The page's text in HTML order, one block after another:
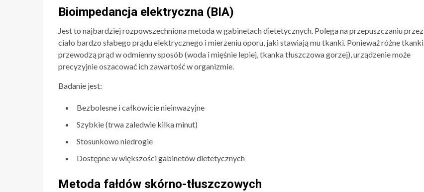
Bioimpedancja elektryczna (BIA)
Jest to najbardziej rozpowszechniona metoda w gabinetach dietetycznych. Polega na przepuszczaniu przez
ciało bardzo słabego prądu elektrycznego i mierzeniu oporu, jaki stawiają mu tkanki. Ponieważ różne tkanki
przewodzą prąd w odmienny sposób (woda i mięśnie lepiej, tkanka tłuszczowa gorzej), urządzenie może
precyzyjnie oszacować ich zawartość w organizmie.
Badanie jest:
Bezbolesne i całkowicie nieinwazyjne
Szybkie (trwa zaledwie kilka minut)
Stosunkowo niedrogie
Dostępne w większości gabinetów dietetycznych
Metoda fałdów skórno-tłuszczowych